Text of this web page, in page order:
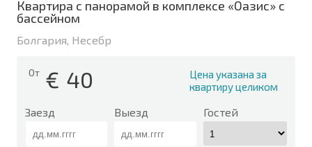
Квартира с панорамой в комплексе «Оазис» с
бассейном
Болгария, Несебр
От € 40
Цена указана за
квартиру целиком
Заезд Выезд Гостей